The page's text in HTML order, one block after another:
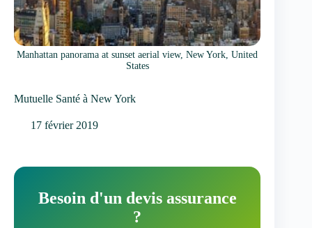
Manhattan panorama at sunset aerial view, New York, United
States
Mutuelle Santé à New York
17 février 2019
Besoin d'un devis assurance
?